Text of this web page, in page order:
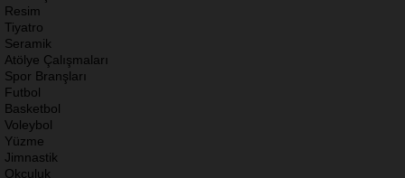
Resim
Tiyatro
Seramik
Atölye Çalışmaları
Spor Branşları
Futbol
Basketbol
Voleybol
Yüzme
Jimnastik
Okçuluk